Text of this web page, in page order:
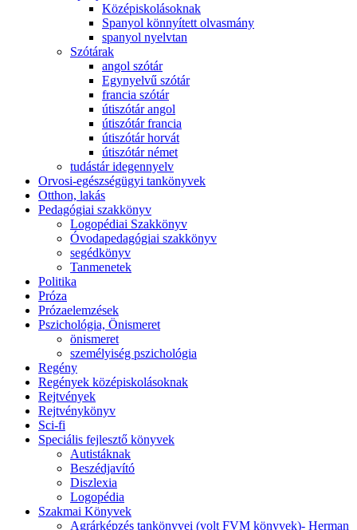
Középiskolásoknak
Spanyol könnyített olvasmány
spanyol nyelvtan
Szótárak
angol szótár
Egynyelvű szótár
francia szótár
útiszótár angol
útiszótár francia
útiszótár horvát
útiszótár német
tudástár idegennyelv
Orvosi-egészségügyi tankönyvek
Otthon, lakás
Pedagógiai szakkönyv
Logopédiai Szakkönyv
Óvodapedagógiai szakkönyv
segédkönyv
Tanmenetek
Politika
Próza
Prózaelemzések
Pszichológia, Önismeret
önismeret
személyiség pszichológia
Regény
Regények középiskolásoknak
Rejtvények
Rejtvénykönyv
Sci-fi
Speciális fejlesztő könyvek
Autistáknak
Beszédjavító
Diszlexia
Logopédia
Szakmai Könyvek
Agrárképzés tankönyvei (volt FVM könyvek)- Herman